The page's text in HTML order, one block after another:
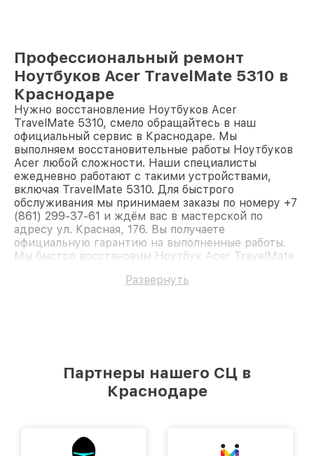
Профессиональный ремонт
Ноутбуков Acer TravelMate 5310 в
Краснодаре
Нужно восстановление Ноутбуков Acer
TravelMate 5310, смело обращайтесь в наш
официальный сервис в Краснодаре. Мы
выполняем восстановительные работы Ноутбуков
Acer любой сложности. Наши специалисты
ежедневно работают с такими устройствами,
включая TravelMate 5310. Для быстрого
обслуживания мы принимаем заказы по номеру +7
(861) 299-37-61 и ждём вас в мастерской по
адресу ул. Красная, 176. Вы получаете
официальную гарантию на выполненные работы.
Мы быстро восстановим Ноутбук Acer TravelMate
Развернуть
Партнеры нашего СЦ в
Краснодаре